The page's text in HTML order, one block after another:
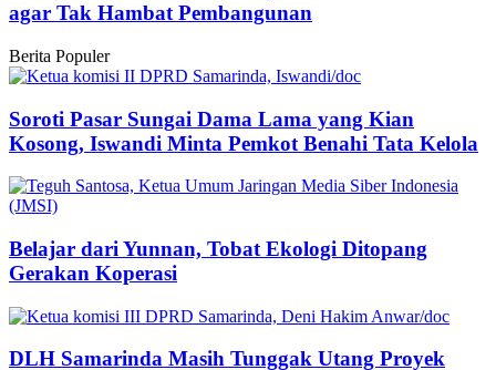
agar Tak Hambat Pembangunan
Berita Populer
Soroti Pasar Sungai Dama Lama yang Kian
Kosong, Iswandi Minta Pemkot Benahi Tata Kelola
Belajar dari Yunnan, Tobat Ekologi Ditopang
Gerakan Koperasi
DLH Samarinda Masih Tunggak Utang Proyek